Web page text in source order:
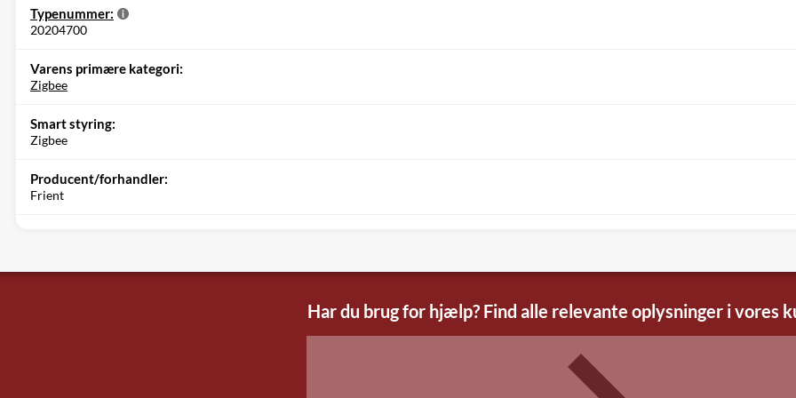
Typenummer:
20204700
Varens primære kategori:
Zigbee
Smart styring:
Zigbee
Producent/forhandler:
Frient
Har du brug for hjælp? Find alle relevante oplysninger i vores